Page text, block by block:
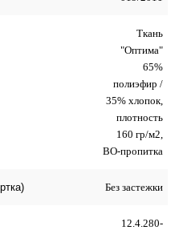
Ткань
"Оптима"
65%
полиэфир /
35% хлопок,
плотность
160 гр/м2,
ВО-пропитка
Без застежки
12.4.280-